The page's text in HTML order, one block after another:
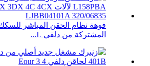
فوهة نظام الحقن المباشر للسكك
المشتركة من دلفي L...